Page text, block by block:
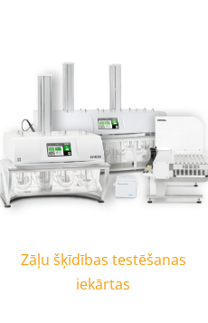
Zāļu šķīdības testēšanas
iekārtas